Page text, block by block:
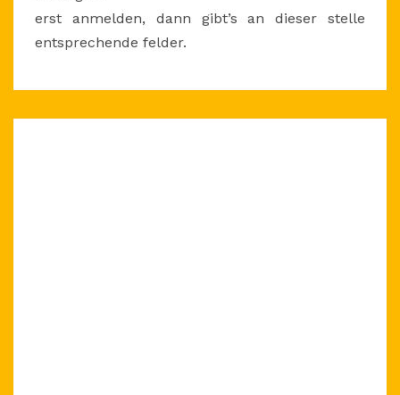
erst anmelden, dann gibt’s an dieser stelle
entsprechende felder.